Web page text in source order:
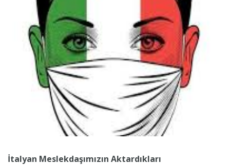
İtalyan Meslekdaşımızın Aktardıkları